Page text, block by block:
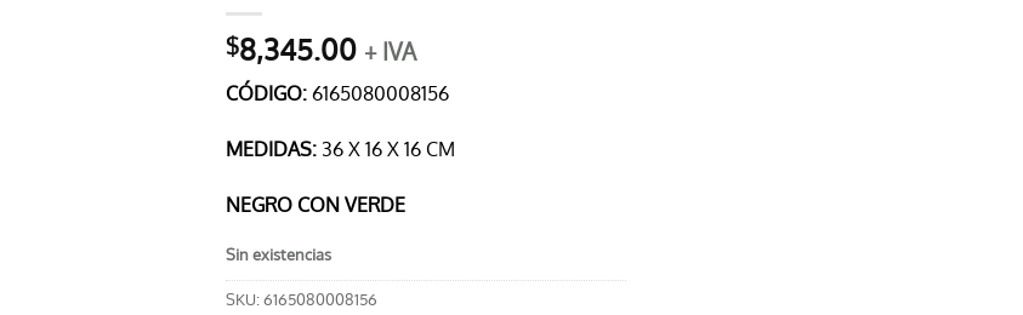
$8,345.00 + IVA
CÓDIGO: 6165080008156
MEDIDAS: 36 X 16 X 16 CM
NEGRO CON VERDE
Sin existencias
SKU:6165080008156